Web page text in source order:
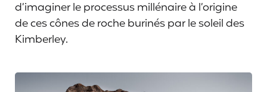
d’imaginer le processus millénaire à l’origine
de ces cônes de roche burinés par le soleil des
Kimberley.